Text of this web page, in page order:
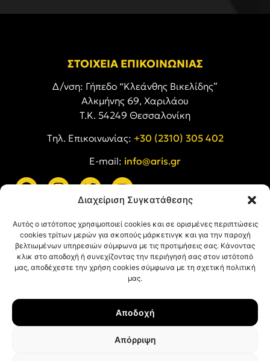
Διαχείριση Συγκατάθεσης
Αυτός ο ιστότοπος χρησιμοποιεί cookies και σε ορισμένες περιπτώσεις
cookies τρίτων μερών για σκοπούς μάρκετινγκ και για την παροχή
βελτιωμένων υπηρεσιών σύμφωνα με τις προτιμήσεις σας. Κάνοντας
κλικ στο αποδοχή ή συνεχίζοντας την περιήγησή σας στον ιστότοπό
μας, αποδέχεστε την χρήση cookies σύμφωνα με τη σχετική πολιτική
μας.
Αποδοχή
Απόρριψη
ΣΤΟΙΧΕΙΑ ΕΠΙΚΟΙΝΩΝΙΑΣ
Δ/νση: Γήπεδο “Κλεάνθης Βικελίδης”
Αλκμήνης 69, Χαριλάου
Τ.Κ. 54249 Θεσσαλονίκη
Tηλ. Επικοινωνίας: +30 (2310) 305 402
E-mail: info@aris.gr
Όροι Χρήσης
Πολιτική Cookies